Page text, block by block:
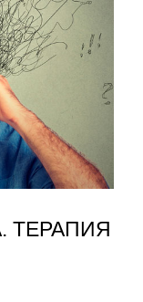
ТЕРАПИЯ